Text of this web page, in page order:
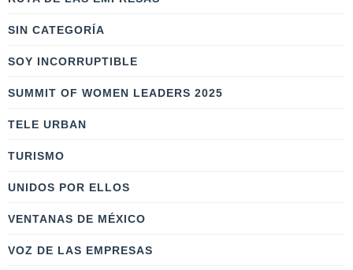
SIN CATEGORÍA
SOY INCORRUPTIBLE
SUMMIT OF WOMEN LEADERS 2025
TELE URBAN
TURISMO
UNIDOS POR ELLOS
VENTANAS DE MÉXICO
VOZ DE LAS EMPRESAS